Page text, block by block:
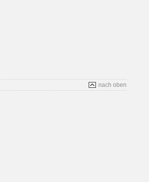
nach oben